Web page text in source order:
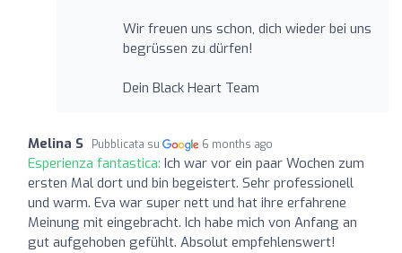
Wir freuen uns schon, dich wieder bei uns
begrüssen zu dürfen!
Dein Black Heart Team
Melina S Pubblicata su 6 months ago
Esperienza fantastica: Ich war vor ein paar Wochen zum
ersten Mal dort und bin begeistert. Sehr professionell
und warm. Eva war super nett und hat ihre erfahrene
Meinung mit eingebracht. Ich habe mich von Anfang an
gut aufgehoben gefühlt. Absolut empfehlenswert!